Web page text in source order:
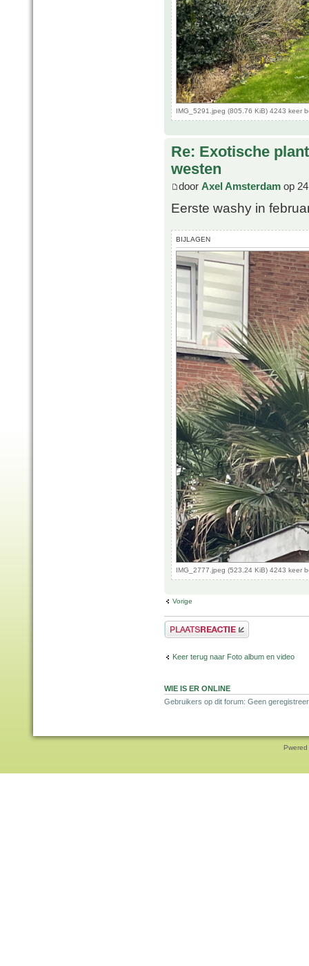
IMG_5291.jpeg (805.76 KiB) 4243 keer
Re: Exotische
westen
door Axel Amsterdam op
Eerste washy in
BIJLAGEN
IMG_2777.jpeg (523.24 KiB) 4243 keer
Vorige
Plaats een reactie
Keer terug naar Foto album en video
WIE IS ER ONLINE
Gebruikers op dit forum: Geen